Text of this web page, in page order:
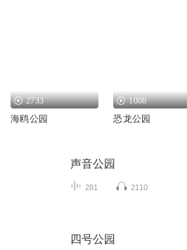
2733
海鸥公园
1006
恐龙公园
声音公园
281 2110
四号公园